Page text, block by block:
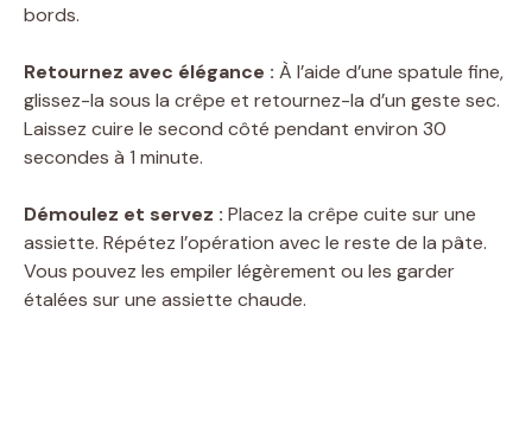
bords.
Retournez avec élégance : À l’aide d’une spatule fine,
glissez-la sous la crêpe et retournez-la d’un geste sec.
Laissez cuire le second côté pendant environ 30
secondes à 1 minute.
Démoulez et servez : Placez la crêpe cuite sur une
assiette. Répétez l’opération avec le reste de la pâte.
Vous pouvez les empiler légèrement ou les garder
étalées sur une assiette chaude.